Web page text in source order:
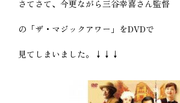
さてさて、今更ながら三谷幸喜さん監督
の「ザ・マジックアワー」をDVDで
見てしまいました。↓↓↓